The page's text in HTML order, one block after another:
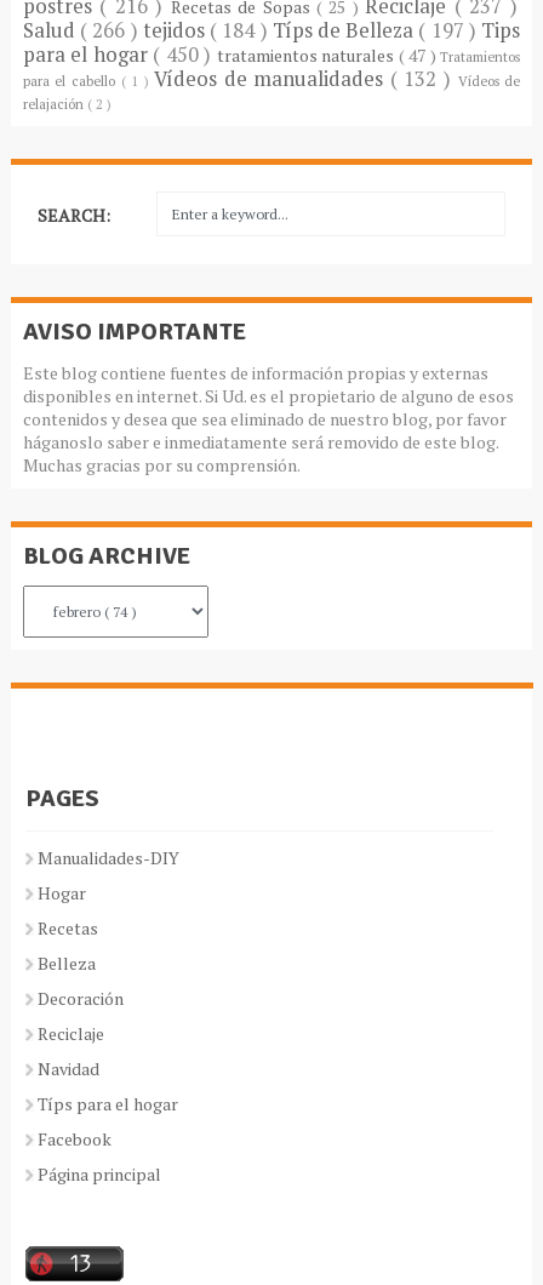
postres ( 216 ) Recetas de Sopas( 25 )Reciclaje ( 237 )
Salud ( 266 ) tejidos ( 184 ) Típs de Belleza ( 197 ) Tips
para el hogar ( 450 ) tratamientos naturales ( 47 )Tratamientos
para el cabello ( 1 ) Vídeos de manualidades ( 132 ) Vídeos de
relajación ( 2 )
SEARCH:
AVISO IMPORTANTE
Este blog contiene fuentes de información propias y externas
disponibles en internet. Si Ud. es el propietario de alguno de esos
contenidos y desea que sea eliminado de nuestro blog, por favor
háganoslo saber e inmediatamente será removido de este blog.
Muchas gracias por su comprensión.
BLOG ARCHIVE
PAGES
Manualidades-DIY
Hogar
Recetas
Belleza
Decoración
Reciclaje
Navidad
Típs para el hogar
Facebook
Página principal